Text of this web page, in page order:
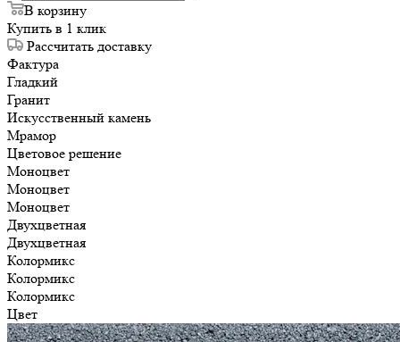
В корзину
Купить в 1 клик
Рассчитать доставку
Фактура
Гладкий
Гранит
Искусственный камень
Мрамор
Цветовое решение
Моноцвет
Моноцвет
Моноцвет
Двухцветная
Двухцветная
Колормикс
Колормикс
Колормикс
Цвет